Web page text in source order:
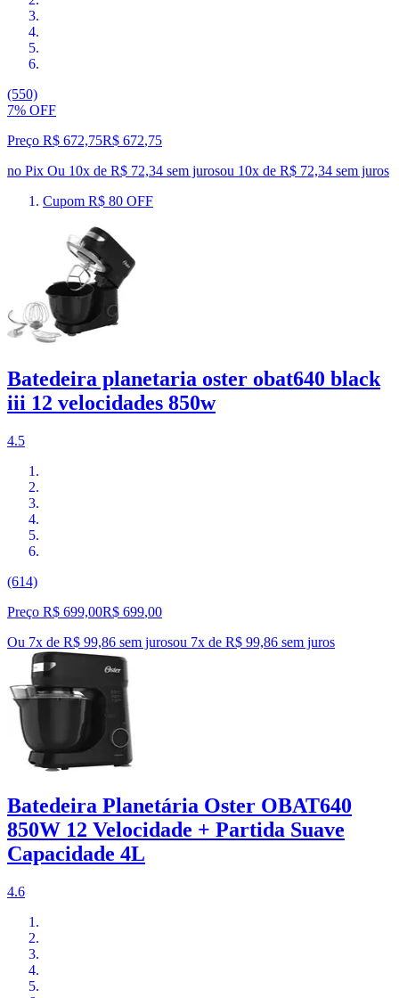
(550)
7% OFF
Preço R$ 672,75R$ 672,75
no Pix Ou 10x de R$ 72,34 sem jurosou 10x de R$ 72,34 sem juros
Cupom R$ 80 OFF
Batedeira planetaria oster obat640 black
iii 12 velocidades 850w
4.5
(614)
Preço R$ 699,00R$ 699,00
Ou 7x de R$ 99,86 sem jurosou 7x de R$ 99,86 sem juros
Batedeira Planetária Oster OBAT640
850W 12 Velocidade + Partida Suave
Capacidade 4L
4.6